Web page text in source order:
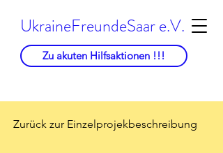
UkraineFreundeSaar e.V.
Zu akuten Hilfsaktionen !!!
Zurück zur Einzelprojekbeschreibung